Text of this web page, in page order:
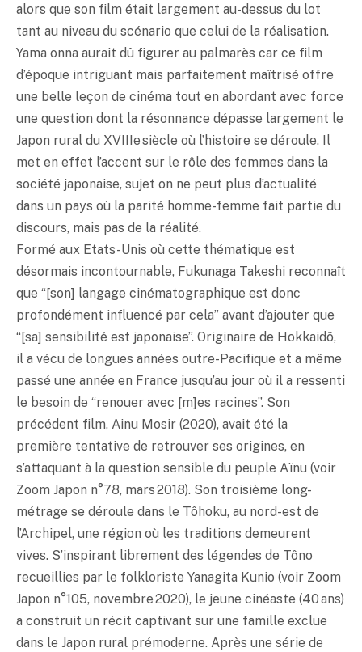
alors que son film était largement au-dessus du lot
tant au niveau du scénario que celui de la réalisation.
Yama onna aurait dû figurer au palmarès car ce film
d’époque intriguant mais parfaitement maîtrisé offre
une belle leçon de cinéma tout en abordant avec force
une question dont la résonnance dépasse largement le
Japon rural du XVIIIe siècle où l’histoire se déroule. Il
met en effet l’accent sur le rôle des femmes dans la
société japonaise, sujet on ne peut plus d’actualité
dans un pays où la parité homme-femme fait partie du
discours, mais pas de la réalité.
Formé aux Etats-Unis où cette thématique est
désormais incontournable, Fukunaga Takeshi reconnaît
que “[son] langage cinématographique est donc
profondément influencé par cela” avant d’ajouter que
“[sa] sensibilité est japonaise”. Originaire de Hokkaidô,
il a vécu de longues années outre-Pacifique et a même
passé une année en France jusqu’au jour où il a ressenti
le besoin de “renouer avec [m]es racines”. Son
précédent film, Ainu Mosir (2020), avait été la
première tentative de retrouver ses origines, en
s’attaquant à la question sensible du peuple Aïnu (voir
Zoom Japon n°78, mars 2018). Son troisième long-
métrage se déroule dans le Tôhoku, au nord-est de
l’Archipel, une région où les traditions demeurent
vives. S’inspirant librement des légendes de Tôno
recueillies par le folkloriste Yanagita Kunio (voir Zoom
Japon n°105, novembre 2020), le jeune cinéaste (40 ans)
a construit un récit captivant sur une famille exclue
dans le Japon rural prémoderne. Après une série de